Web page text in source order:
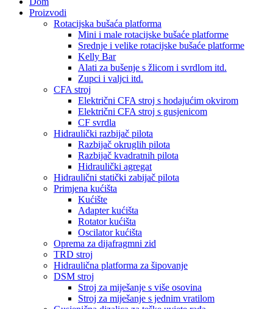
Proizvodi
Rotacijska bušaća platforma
Mini i male rotacijske bušaće platforme
Srednje i velike rotacijske bušaće platforme
Kelly Bar
Alati za bušenje s žlicom i svrdlom itd.
Zupci i valjci itd.
CFA stroj
Električni CFA stroj s hodajućim okvirom
Električni CFA stroj s gusjenicom
CF svrdla
Hidraulički razbijač pilota
Razbijač okruglih pilota
Razbijač kvadratnih pilota
Hidraulički agregat
Hidraulični statički zabijač pilota
Primjena kućišta
Kućište
Adapter kućišta
Rotator kućišta
Oscilator kućišta
Oprema za dijafragmni zid
TRD stroj
Hidraulična platforma za šipovanje
DSM stroj
Stroj za miješanje s više osovina
Stroj za miješanje s jednim vratilom